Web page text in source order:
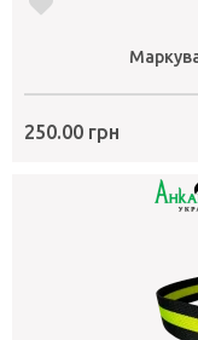
250.00 грн